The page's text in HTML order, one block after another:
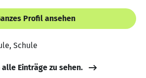
Profil ansehen
Schule
alle Einträge zu sehen.